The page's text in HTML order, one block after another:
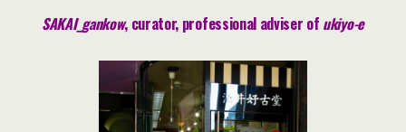
SAKAI_gankow, curator, professional adviser of ukiyo-e